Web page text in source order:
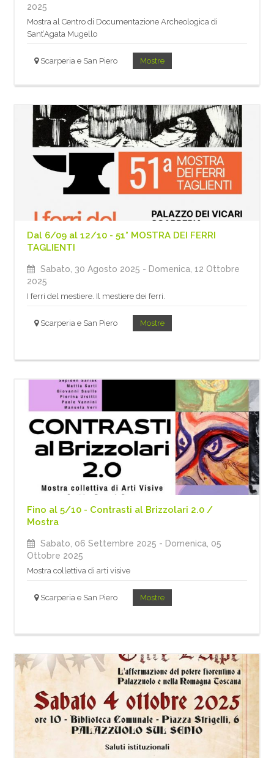
2025
Mostra al Centro di Documentazione Archeologica di
Sant’Agata Mugello
Scarperia e San Piero Mostre
Dal 6/09 al 12/10 - 51° MOSTRA DEI FERRI
TAGLIENTI
Sabato, 30 Agosto 2025 - Domenica, 12 Ottobre
2025
I ferri del mestiere. Il mestiere dei ferri.
Scarperia e San Piero Mostre
Fino al 5/10 - Contrasti al Brizzolari 2.0 /
Mostra
Sabato, 06 Settembre 2025 - Domenica, 05
Ottobre 2025
Mostra collettiva di arti visive
Scarperia e San Piero Mostre